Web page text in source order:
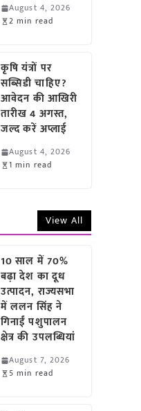
August 4, 2026
2 min read
कृषि यंत्रों पर
सब्सिडी चाहिए?
आवेदन की आखिरी
तारीख 4 अगस्त,
जल्द करें अप्लाई
August 4, 2026
1 min read
View All
10 साल में 70%
बढ़ा देश का दूध
उत्पादन, राज्यसभा
में ललन सिंह ने
गिनाईं पशुपालन
क्षेत्र की उपलब्धियां
August 7, 2026
5 min read